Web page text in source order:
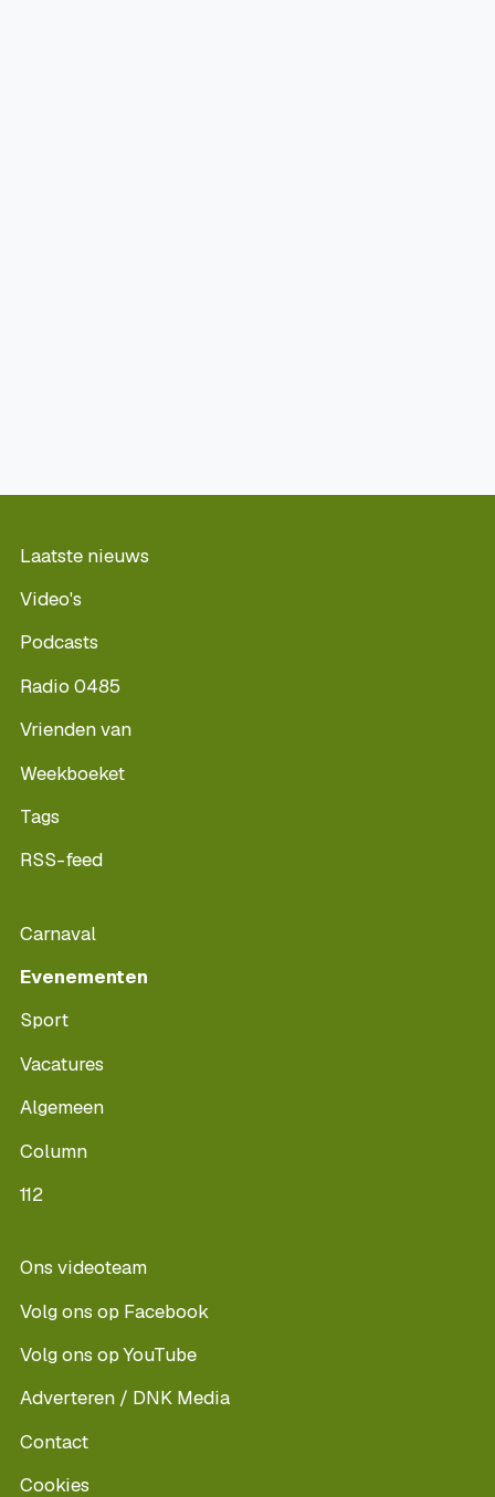
Laatste nieuws
Video's
Podcasts
Radio 0485
Vrienden van
Weekboeket
Tags
RSS-feed
Carnaval
Evenementen
Sport
Vacatures
Algemeen
Column
112
Ons videoteam
Volg ons op Facebook
Volg ons op YouTube
Adverteren / DNK Media
Contact
Cookies